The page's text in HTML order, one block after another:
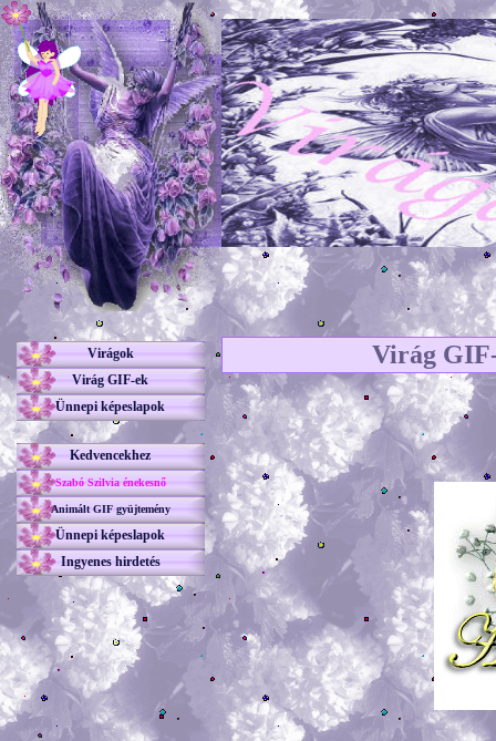
Virágok
Virág GIF-ek
Ünnepi képeslapok
Kedvencekhez
Szabó Szilvia énekesnő
Animált GIF gyüjtemény
Ünnepi képeslapok
Ingyenes hirdetés
Virág